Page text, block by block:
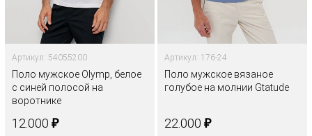
Артикул: 54055200
Поло мужское Olymp, белое
с синей полосой на
воротнике
12.000 ₽
Артикул: 176-24
Поло мужское вязаное
голубое на молнии Gtatude
22.000 ₽